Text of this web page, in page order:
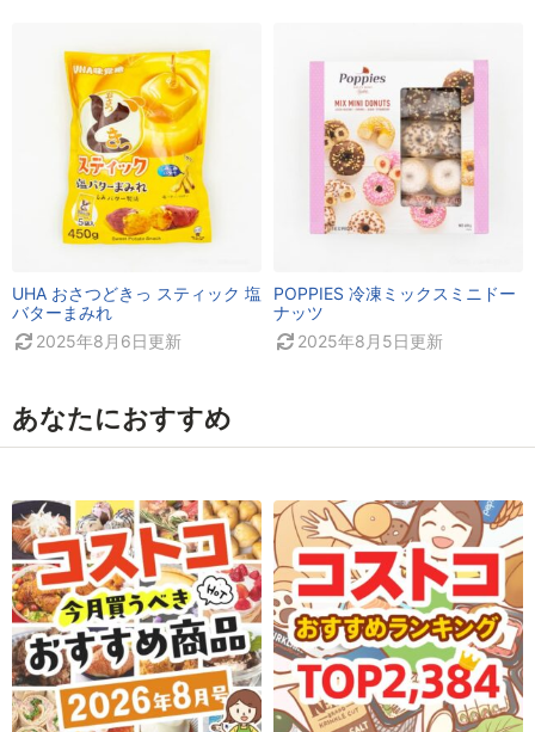
UHA おさつどきっ スティック 塩
バターまみれ
2025年8月6日更新
POPPIES 冷凍ミックスミニドー
ナッツ
2025年8月5日更新
あなたにおすすめ